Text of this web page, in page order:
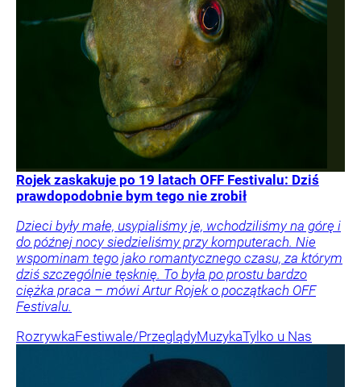
Rojek zaskakuje po 19 latach OFF Festivalu: Dziś
prawdopodobnie bym tego nie zrobił
Dzieci były małe, usypialiśmy je, wchodziliśmy na górę i
do późnej nocy siedzieliśmy przy komputerach. Nie
wspominam tego jako romantycznego czasu, za którym
dziś szczególnie tęsknię. To była po prostu bardzo
ciężka praca – mówi Artur Rojek o początkach OFF
Festivalu.
RozrywkaFestiwale/PrzeglądyMuzykaTylko u Nas